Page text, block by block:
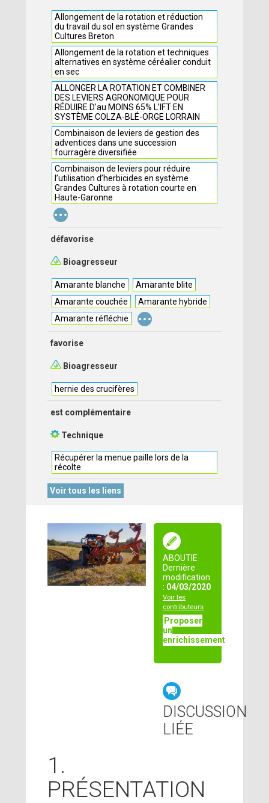
Allongement de la rotation et réduction
du travail du sol en système Grandes
Cultures Breton
Allongement de la rotation et techniques
alternatives en système céréalier conduit
en sec
ALLONGER LA ROTATION ET COMBINER
DES LEVIERS AGRONOMIQUE POUR
RÉDUIRE D'au MOINS 65% L’IFT EN
SYSTÈME COLZA-BLÉ-ORGE LORRAIN
Combinaison de leviers de gestion des
adventices dans une succession
fourragère diversifiée
Combinaison de leviers pour réduire
l’utilisation d’herbicides en système
Grandes Cultures à rotation courte en
Haute-Garonne
...
défavorise
Bioagresseur
Amarante blanche
Amarante blite
Amarante couchée
Amarante hybride
Amarante réfléchie
...
favorise
Bioagresseur
hernie des crucifères
est complémentaire
Technique
Récupérer la menue paille lors de la
récolte
Voir tous les liens
ABOUTIE
Dernière
modification
: 04/03/2020
Voir les
contributeurs
Proposer
un
enrichissement
DISCUSSION
LIÉE
1.
PRÉSENTATION